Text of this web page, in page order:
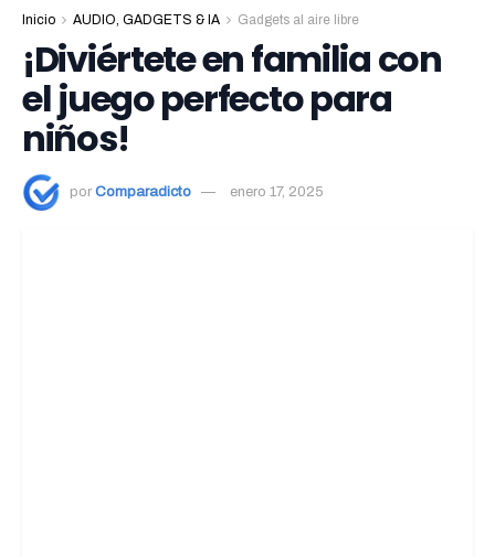
Inicio AUDIO, GADGETS & IA Gadgets al aire libre
¡Diviértete en familia con
el juego perfecto para
niños!
por Comparadicto enero 17, 2025